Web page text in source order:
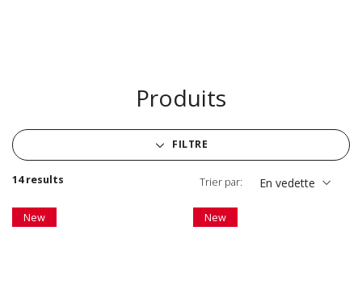
Produits
FILTRE
14 results Trier par: En vedette
New New